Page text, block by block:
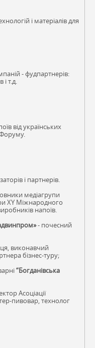
і матеріалів для
- фудпартнерів:
і т.д.
від українських
і партнерів.
медіагрупи
XY Міжнародного
напоїв.
- почесний
виконавчий
бізнес-туру;
“Богданівська
Асоціації
пивовар, технолог